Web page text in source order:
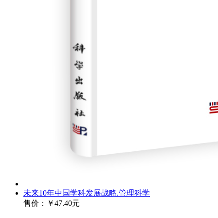
未来10年中国学科发展战略.管理科学
售价：
￥47.40元